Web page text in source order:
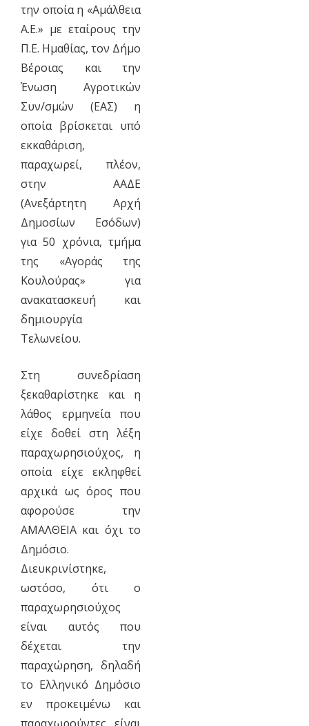
την οποία η «Αμάλθεια
Α.Ε.» με εταίρους την
Π.Ε. Ημαθίας, τον Δήμο
Βέροιας και την
Ένωση Αγροτικών
Συν/σμών (ΕΑΣ) η
οποία βρίσκεται υπό
εκκαθάριση,
παραχωρεί, πλέον,
στην ΑΑΔΕ
(Ανεξάρτητη Αρχή
Δημοσίων Εσόδων)
για 50 χρόνια, τμήμα
της «Αγοράς της
Κουλούρας» για
ανακατασκευή και
δημιουργία
Τελωνείου.
Στη συνεδρίαση
ξεκαθαρίστηκε και η
λάθος ερμηνεία που
είχε δοθεί στη λέξη
παραχωρησιούχος, η
οποία είχε εκληφθεί
αρχικά ως όρος που
αφορούσε την
ΑΜΑΛΘΕΙΑ και όχι το
Δημόσιο.
Διευκρινίστηκε,
ωστόσο, ότι ο
παραχωρησιούχος
είναι αυτός που
δέχεται την
παραχώρηση, δηλαδή
το Ελληνικό Δημόσιο
εν προκειμένω και